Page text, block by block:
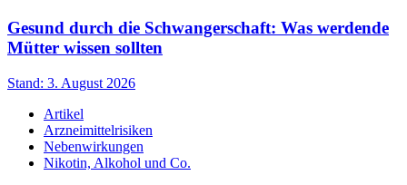
Gesund durch die Schwangerschaft: Was werdende
Mütter wissen sollten
Stand: 3. August 2026
Artikel
Arzneimittelrisiken
Nebenwirkungen
Nikotin, Alkohol und Co.